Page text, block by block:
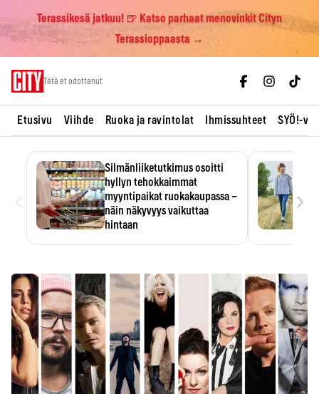
Terassikesä jatkuu! 🍺 Katso parhaat menovinkit Cityn
Terassioppaasta →
Tätä et odottanut
Etusivu Viihde Ruoka ja ravintolat Ihmissuhteet SYÖ!-
Silmänliiketutkimus osoitti
hyllyn tehokkaimmat
myyntipaikat ruokakaupassa –
näin näkyvyys vaikuttaa
hintaan
›